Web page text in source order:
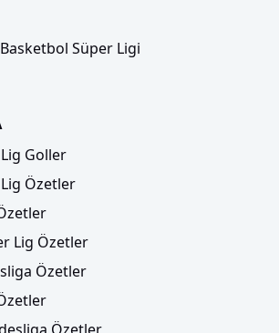
Süper Ligi
Goller
Özetler
Lig Özetler
Özetler